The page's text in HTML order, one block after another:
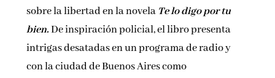
sobre la libertad en la novela Te lo digo por tu
bien.De inspiración policial, el libro presenta
intrigas desatadas en un programa de radio y
con la ciudad de Buenos Aires como
reseñas directamente en tu bandeja de entrada.
Nombre*